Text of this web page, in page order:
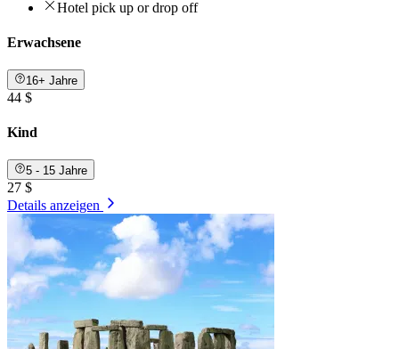
Hotel pick up or drop off
Erwachsene
16+ Jahre
44 $
Kind
5 - 15 Jahre
27 $
Details anzeigen